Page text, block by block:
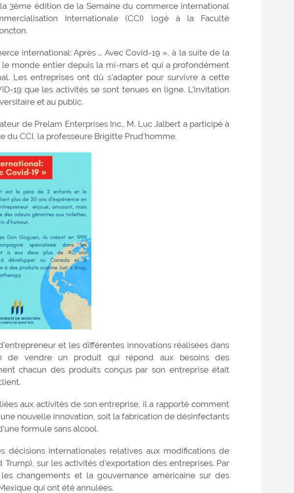
3ème édition de la Semaine du commerce international
Internationale (CCI) logé à la Faculté
international: Après … Avec Covid-19 », à la suite de la
monde entier depuis la mi-mars et qui a profondément
Les entreprises ont dû s’adapter pour survivre à cette
19 que les activités se sont tenues en ligne. L’invitation
et au public.
de Prelam Enterprises Inc., M. Luc Jalbert a participé à
du CCI, la professeure Brigitte Prud’homme.
et les différentes innovations réalisées dans
de vendre un produit qui répond aux besoins des
chacun des produits conçus par son entreprise était
aux activités de son entreprise, il a rapporté comment
nouvelle innovation, soit la fabrication de désinfectants
formule sans alcool.
décisions internationales relatives aux modifications de
Trump), sur les activités d’exportation des entreprises. Par
changements et la gouvernance américaine sur des
qui ont été annulées.